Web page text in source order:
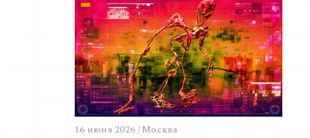
16 июня 2026 / Москва